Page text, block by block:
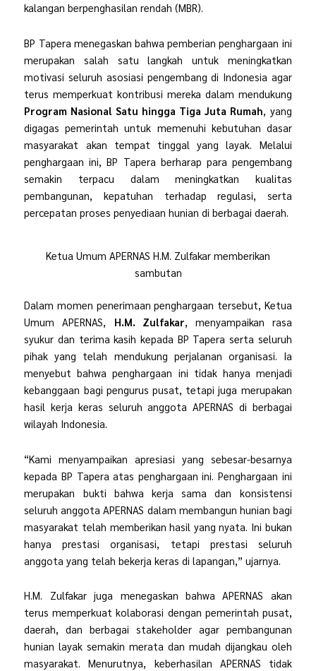
kalangan berpenghasilan rendah (MBR).
BP Tapera menegaskan bahwa pemberian penghargaan ini
merupakan salah satu langkah untuk meningkatkan
motivasi seluruh asosiasi pengembang di Indonesia agar
terus memperkuat kontribusi mereka dalam mendukung
Program Nasional Satu hingga Tiga Juta Rumah, yang
digagas pemerintah untuk memenuhi kebutuhan dasar
masyarakat akan tempat tinggal yang layak. Melalui
penghargaan ini, BP Tapera berharap para pengembang
semakin terpacu dalam meningkatkan kualitas
pembangunan, kepatuhan terhadap regulasi, serta
percepatan proses penyediaan hunian di berbagai daerah.
Ketua Umum APERNAS H.M. Zulfakar memberikan
sambutan
Dalam momen penerimaan penghargaan tersebut, Ketua
Umum APERNAS, H.M. Zulfakar, menyampaikan rasa
syukur dan terima kasih kepada BP Tapera serta seluruh
pihak yang telah mendukung perjalanan organisasi. Ia
menyebut bahwa penghargaan ini tidak hanya menjadi
kebanggaan bagi pengurus pusat, tetapi juga merupakan
hasil kerja keras seluruh anggota APERNAS di berbagai
wilayah Indonesia.
“Kami menyampaikan apresiasi yang sebesar-besarnya
kepada BP Tapera atas penghargaan ini. Penghargaan ini
merupakan bukti bahwa kerja sama dan konsistensi
seluruh anggota APERNAS dalam membangun hunian bagi
masyarakat telah memberikan hasil yang nyata. Ini bukan
hanya prestasi organisasi, tetapi prestasi seluruh
anggota yang telah bekerja keras di lapangan,” ujarnya.
H.M. Zulfakar juga menegaskan bahwa APERNAS akan
terus memperkuat kolaborasi dengan pemerintah pusat,
daerah, dan berbagai stakeholder agar pembangunan
hunian layak semakin merata dan mudah dijangkau oleh
masyarakat. Menurutnya, keberhasilan APERNAS tidak